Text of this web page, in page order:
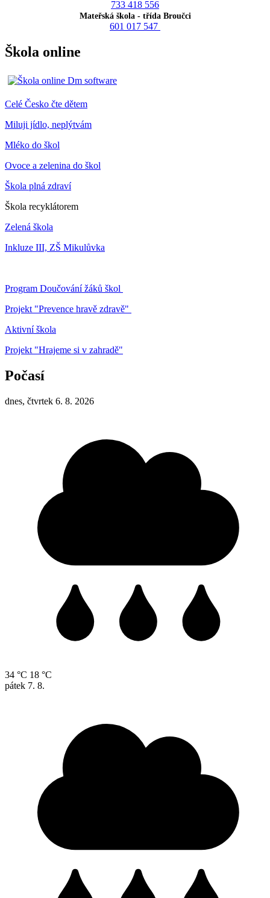
733 418 556
Mateřská škola - třída Broučci
601 017 547
Škola online
Celé Česko čte dětem
Miluji jídlo, neplýtvám
Mléko do škol
Ovoce a zelenina do škol
Škola plná zdraví
Škola recyklátorem
Zelená škola
Inkluze III, ZŠ Mikulůvka
Program Doučování žáků škol
Projekt "Prevence hravě zdravě"
Aktivní škola
Projekt "Hrajeme si v zahradě"
Počasí
dnes, čtvrtek 6. 8. 2026
34 °C 18 °C
pátek 7. 8.